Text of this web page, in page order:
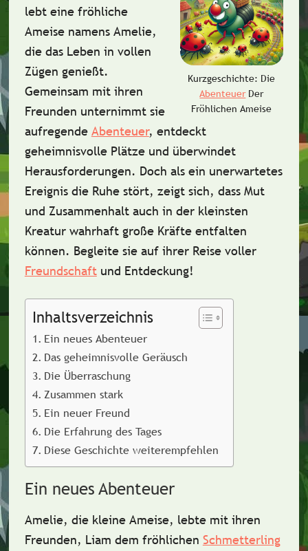
Kurzgeschichte: Die
AbenteuerDer
Fröhlichen Ameise
lebt eine fröhliche
Ameise namens Amelie,
die das Leben in vollen
Zügen genießt.
Gemeinsam mit ihren
Freunden unternimmt sie
aufregende Abenteuer, entdeckt
geheimnisvolle Plätze und überwindet
Herausforderungen. Doch als ein unerwartetes
Ereignis die Ruhe stört, zeigt sich, dass Mut
und Zusammenhaltauch in der kleinsten
Kreatur wahrhaft große Kräfte entfalten
können. Begleite sie auf ihrer Reise voller
Freundschaftund Entdeckung!
Inhaltsverzeichnis
Ein neues Abenteuer
Das geheimnisvolle Geräusch
Die Überraschung
Zusammen stark
Ein neuer Freund
Die Erfahrung des Tages
Diese Geschichte weiterempfehlen
Ein neues Abenteuer
Amelie, die kleine Ameise, lebte mit ihren
Freunden, Liam dem fröhlichen Schmetterling